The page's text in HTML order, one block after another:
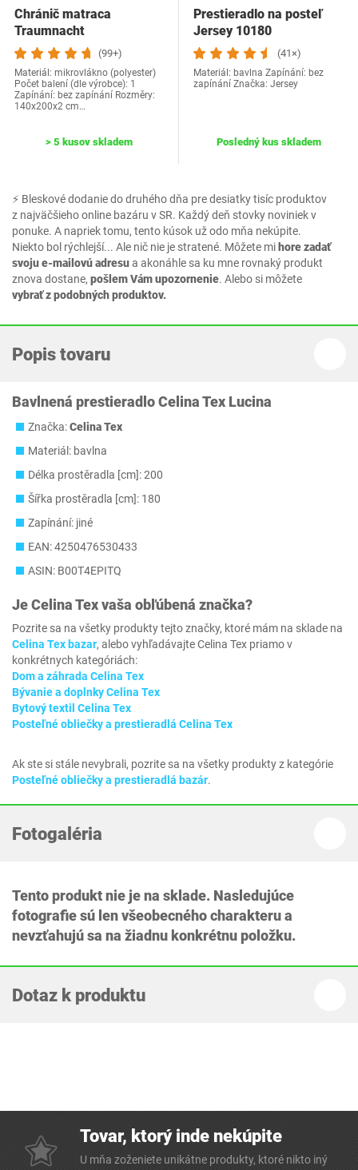
⚡ Bleskové dodanie do druhého dňa pre desiatky tisíc produktov
z najväčšieho online bazáru v SR. Každý deň stovky noviniek v
ponuke. A napriek tomu, tento kúsok už odo mňa nekúpite.
Niekto bol rýchlejší... Ale nič nie je stratené. Môžete mihore zadať
svoju e-mailovú adresua akonáhle sa ku mne rovnaký produkt
znova dostane, pošlem Vám upozornenie. Alebo si môžete
vybrať z podobných produktov.
Chránič matraca
Traumnacht
03881712143
(99+)
Materiál: mikrovlákno (polyester)
Počet balení (dle výrobce): 1
Zapínání: bez zapínání Rozměry:
140x200x2 cm…
> 5 kusov skladem
Prestieradlo na posteľ
Jersey 10180
(41×)
Materiál: bavlna Zapínání: bez
zapínání Značka: Jersey
Posledný kus skladem
Popis tovaru
Bavlnená prestieradlo Celina Tex Lucina
Značka:Celina Tex
Materiál: bavlna
Délka prostěradla [cm]: 200
Šířka prostěradla [cm]: 180
Zapínání: jiné
EAN: 4250476530433
ASIN: B00T4EPITQ
JeCelina Texvaša obľúbená značka?
Pozrite sa na všetky produkty tejto značky, ktoré mám na sklade na
Celina Tex bazar, alebo vyhľadávajte Celina Tex priamo v
konkrétnych kategóriách:
Dom a záhrada Celina Tex
Bývanie a doplnky Celina Tex
Bytový textil Celina Tex
Posteľné obliečky a prestieradlá Celina Tex
Ak ste si stále nevybrali, pozrite sa na všetky produkty z kategórie
Posteľné obliečky a prestieradlá bazár.
Fotogaléria
Tento produkt nie je na sklade. Nasledujúce
fotografie sú len všeobecného charakteru a
nevzťahujú sa na žiadnu konkrétnu položku.
Dotaz k produktu
Tovar, ktorý inde nekúpite
U mňa zoženiete unikátne produkty, ktoré nikto iný